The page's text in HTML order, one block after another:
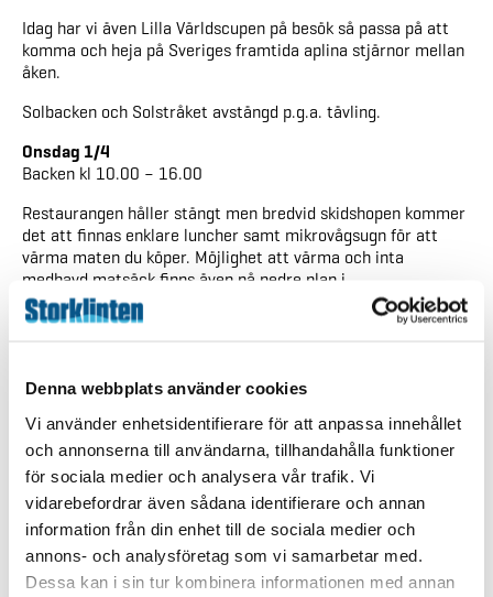
Denna webbplats använder cookies
Vi använder enhetsidentifierare för att anpassa innehållet
och annonserna till användarna, tillhandahålla funktioner
för sociala medier och analysera vår trafik. Vi
vidarebefordrar även sådana identifierare och annan
information från din enhet till de sociala medier och
annons- och analysföretag som vi samarbetar med.
Dessa kan i sin tur kombinera informationen med annan
Idag har vi även Lilla Världscupen på besök så passa på att
komma och heja på Sveriges framtida aplina stjärnor mellan
åken.
Solbacken och Solstråket avstängd p.g.a. tävling.
Onsdag 1/4
Backen kl 10.00 – 16.00
Restaurangen håller stängt men bredvid skidshopen kommer
det att finnas enklare luncher samt mikrovågsugn för att
värma maten du köper. Möjlighet att värma och inta
medhavd matsäck finns även på nedre plan i
restaurangbyggnaden.
Restaurangen 17.00 – 20.00
Jibbhäng i parken med härlig musik i högtalarna med start kl
17.00.
Vi gästas av Skellefteåbaserade bandet The Tjocksmock som
styr upp stämningen på Afterskin mellan kl 17.30 – 20.00.
Fredag 3/4
Backen 10.00 – 16.00